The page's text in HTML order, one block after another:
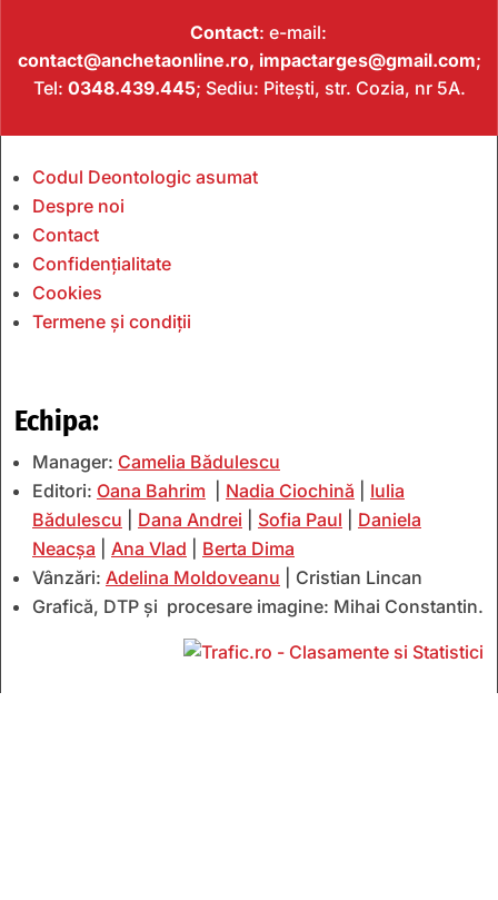
Contact: e-mail:
contact@anchetaonline.ro, impactarges@gmail.com;
Tel: 0348.439.445; Sediu: Pitești, str. Cozia, nr 5A.
Codul Deontologic asumat
Despre noi
Contact
Confidențialitate
Cookies
Termene și condiții
Echipa:
Manager: Camelia Bădulescu
Editori: Oana Bahrim Nadia Ciochină
Iulia
Bădulescu
Dana Andrei Sofia Paul
Daniela
Neacșa
Ana Vlad
Berta Dima
Vânzări: Adelina Moldoveanu | Cristian Lincan
Grafică, DTP și procesare imagine: Mihai Constantin.